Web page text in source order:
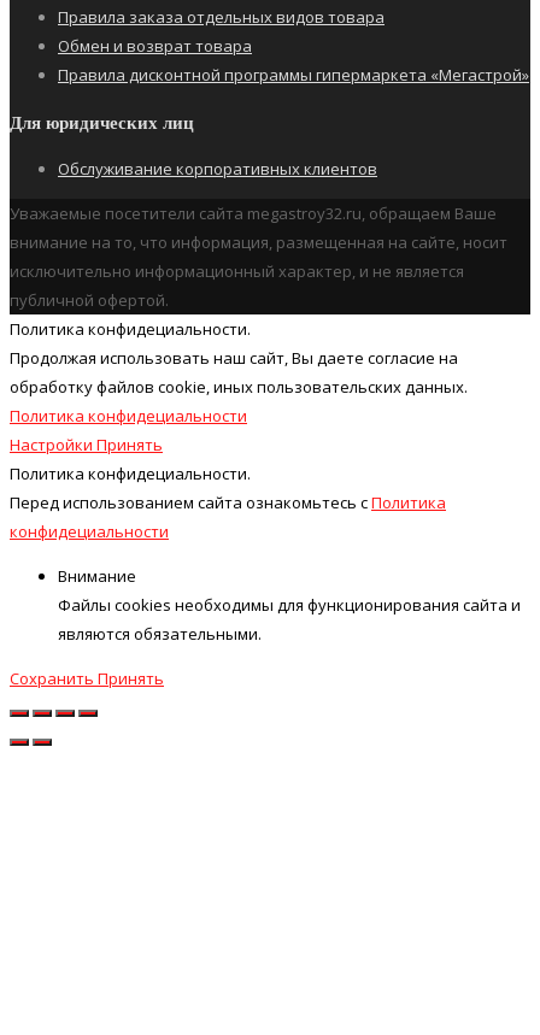
Правила заказа отдельных видов товара
Обмен и возврат товара
Правила дисконтной программы гипермаркета «Мегастрой»
Для юридических лиц
Обслуживание корпоративных клиентов
Уважаемые посетители сайта megastroy32.ru, обращаем Ваше
внимание на то, что информация, размещенная на сайте, носит
исключительно информационный характер, и не является
публичной офертой.
Политика конфидециальности.
Продолжая использовать наш cайт, Вы даете согласие на
обработку файлов cookie, иных пользовательских данных.
Политика конфидециальности
Настройки Принять
Политика конфидециальности.
Перед использованием сайта ознакомьтесь сПолитика
конфидециальности
Внимание
Файлы cookies необходимы для функционирования сайта и
являются обязательными.
Сохранить Принять